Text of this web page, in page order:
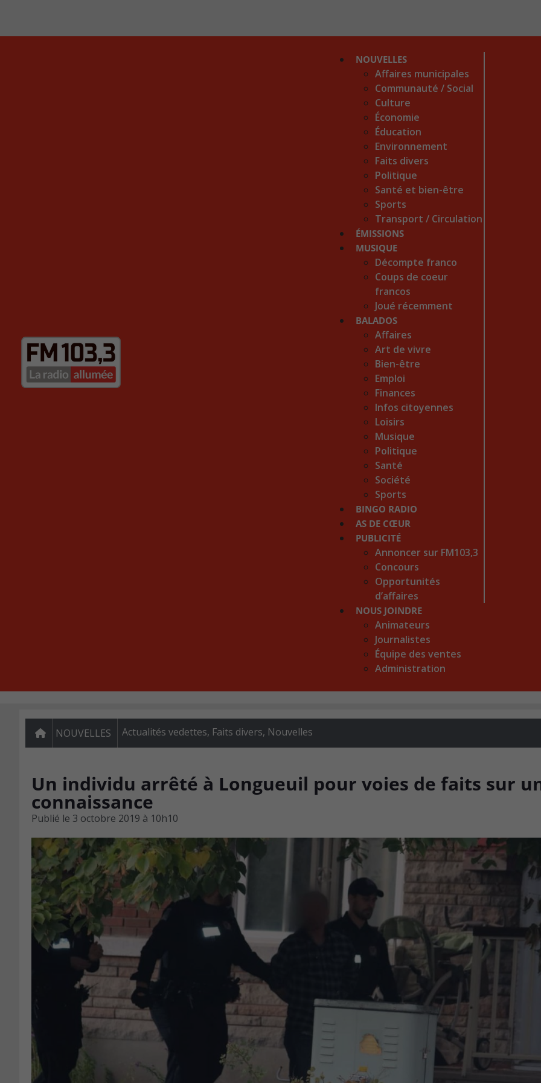
NOUVELLES
Affaires municipales
Communauté / Social
Culture
Économie
Éducation
Environnement
Faits divers
Politique
Santé et bien-être
Sports
Transport / Circulation
ÉMISSIONS
MUSIQUE
Décompte franco
Coups de coeur
francos
Joué récemment
BALADOS
Affaires
Art de vivre
Bien-être
Emploi
Finances
Infos citoyennes
Loisirs
Musique
Politique
Santé
Société
Sports
BINGO RADIO
AS DE CŒUR
PUBLICITÉ
Annoncer sur FM103,3
Concours
Opportunités
d’affaires
NOUS JOINDRE
Animateurs
Journalistes
Équipe des ventes
Administration
NOUVELLES Actualités vedettes, Faits divers, Nouvelles
Un individu arrêté à Longueuil pour voies de faits sur
connaissance
Publié le 3 octobre 2019 à 10h10